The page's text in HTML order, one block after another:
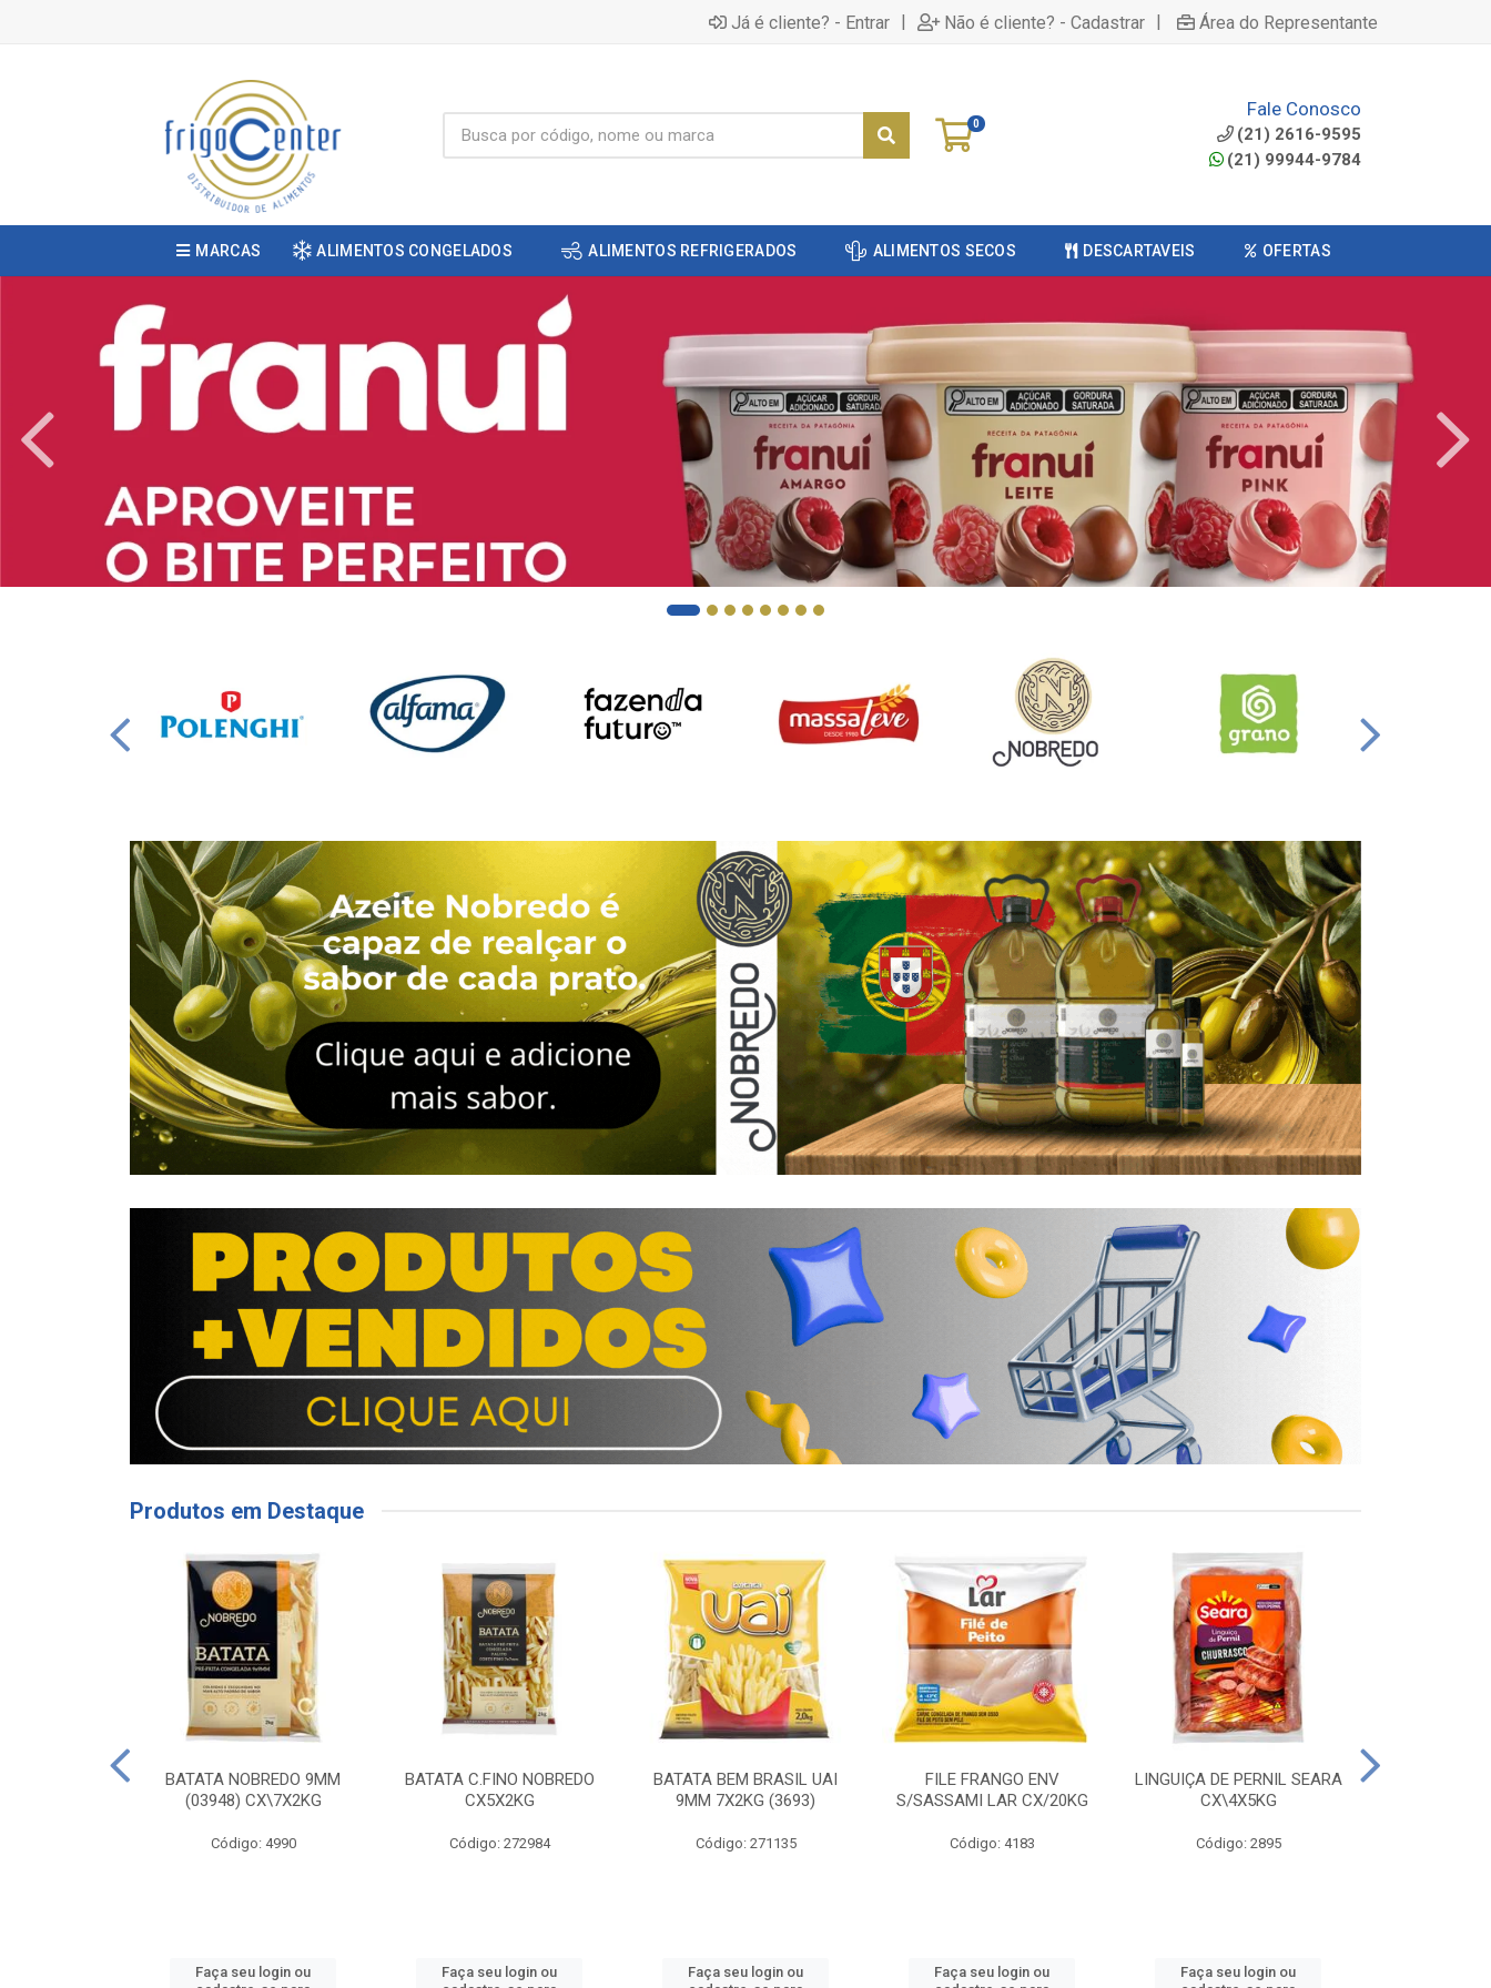
Já é cliente? - Entrar | Não é cliente? - Cadastrar | Área do Representante
0
Fale Conosco
(21) 2616-9595
(21) 99944-9784
MARCAS ALIMENTOS CONGELADOS ALIMENTOS REFRIGERADOS ALIMENTOS SECOS DESCARTAVEIS OFERTAS
Produtos em Destaque
BATATA NOBREDO 9MM
(03948) CX\7X2KG
Código: 4990
Faça seu login ou
BATATA C.FINO NOBREDO
CX5X2KG
Código: 272984
Faça seu login ou
BATATA BEM BRASIL UAI
9MM 7X2KG (3693)
Código: 271135
Faça seu login ou
FILE FRANGO ENV
S/SASSAMI LAR CX/20KG
Código: 4183
Faça seu login ou
LINGUIÇA DE PERNIL SEARA
CX\4X5KG
Código: 2895
Faça seu login ou